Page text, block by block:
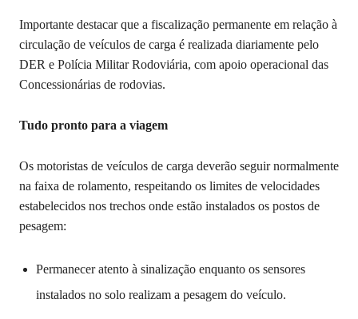
Importante destacar que a fiscalização permanente em relação à
circulação de veículos de carga é realizada diariamente pelo
DER e Polícia Militar Rodoviária, com apoio operacional das
Concessionárias de rodovias.
Tudo pronto para a viagem
Os motoristas de veículos de carga deverão seguir normalmente
na faixa de rolamento, respeitando os limites de velocidades
estabelecidos nos trechos onde estão instalados os postos de
pesagem:
Permanecer atento à sinalização enquanto os sensores
instalados no solo realizam a pesagem do veículo.